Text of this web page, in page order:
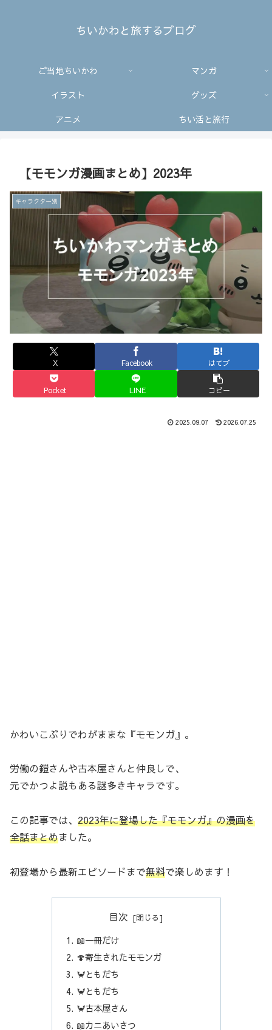
ちいかわと旅するブログ
ご当地ちいかわ
マンガ
イラスト
グッズ
アニメ
ちい活と旅行
【モモンガ漫画まとめ】2023年
キャラクター別
X Facebook はてブ
Pocket LINE コピー
2025.09.07 2026.07.25
かわいこぶりでわがままな『モモンガ』。
労働の鎧さんや古本屋さんと仲良しで、
元でかつよ説もある謎多きキャラです。
この記事では、 2023年に登場した『モモンガ』の漫画を
全話まとめました。
初登場から最新エピソードまで無料で楽しめます！
目次
📖一冊だけ
🍄寄生されたモモンガ
🦀ともだち
🦀ともだち
🦀古本屋さん
📖カニあいさつ